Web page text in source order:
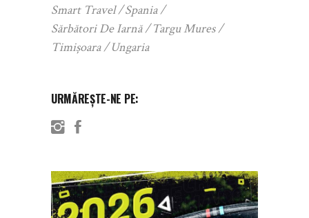
Smart Travel
Spania
Sărbători De Iarnă
Targu Mures
Timișoara
Ungaria
URMĂREȘTE-NE PE: